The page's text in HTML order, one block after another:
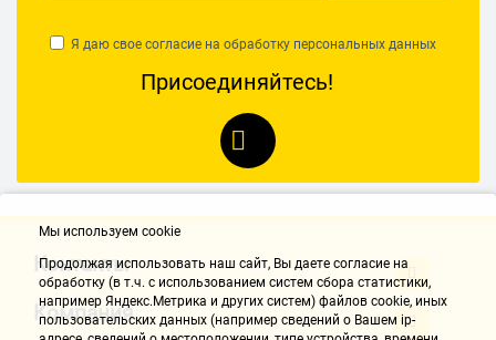
Я даю свое согласие на обработку персональных данных
Присоединяйтесь!
Контакты
Компания
Мы используем cookie
Продолжая использовать наш cайт, Вы даете согласие на
обработку (в т.ч. с использованием систем сбора статистики,
например Яндекс.Метрика и других систем) файлов cookie, иных
пользовательских данных (например сведений о Вашем ip-